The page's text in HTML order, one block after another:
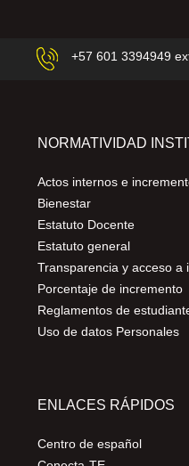
+57 601 3394949
NORMATIVIDAD
Actos internos e
Bienestar
Estatuto Docente
Estatuto general
Transparencia y acceso a
Porcentaje de incremento
Reglamentos de
Uso de datos Personales
ENLACES RÁPIDOS
Centro de español